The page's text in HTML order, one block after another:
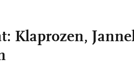
Klaprozen,